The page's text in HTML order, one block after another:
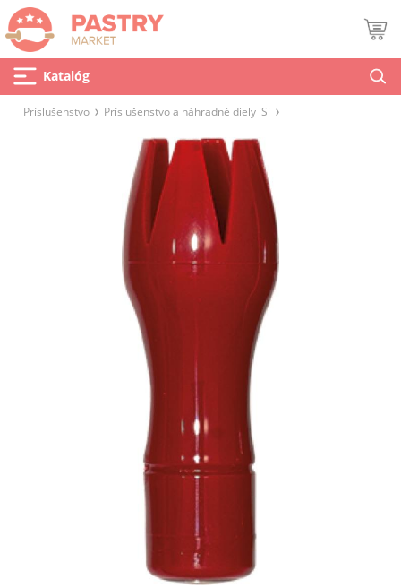
Katalóg
Príslušenstvo Príslušenstvo a náhradné diely iSi